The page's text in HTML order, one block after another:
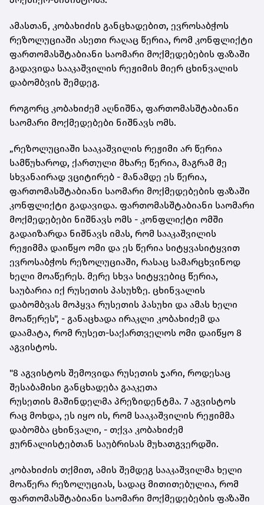
ამასთან, კობახიძის განცხადებით, ევროსაბჭოს
რეზოლუციაში ასეთი რაღაც წერია, რომ კონფლიქტი
ფართომასშტაბიანი საომარი მოქმედებების ფაზაში
გადავიდა სააკაშვილის რეჟიმის მიერ ცხინვალის
დაბომბვის შემდეგ.
როგორც კობახიძემ აღნიშნა, ფართომასშტაბიანი
საომარი მოქმედებები ნიშნავს ომს.
„რეზოლუციაში სააკაშვილის რეჟიმი არ წერია
სამწუხაროდ, ქართული მხარე წერია, მაგრამ მე
სხვანაირად ვციტირებ - მანამდე ეს წერია,
ფართომასშტაბიანი საომარი მოქმედებების ფაზაში
კონფლიქტი გადავიდა. ფართომასშტაბიანი საომარი
მოქმედებები ნიშნავს ომს - კონფლიქტი ომში
გადაიზარდა ნიშნავს იმას, რომ სააკაშვილის
რეჟიმმა დაიწყო ომი და ეს წერია სიტყვასიტყვით
ევროსაბჭოს რეზოლუციაში, რასაც სამარცხვინოდ
ხელი მოაწერეს. მერე სხვა სიტყვებიც წერია,
საუბარია იქ რუსეთის პასუხზე. ცხინვალის
დაბომბვას მოჰყვა რუსეთის პასუხი და ამას ხელი
მოაწერეს", - განაცხადა ირაკლი კობახიძემ და
დაამატა, რომ რუსეთ-საქართველოს ომი დაიწყო 8
აგვისტოს.
"8 აგვისტოს შემოვიდა რუსეთის ჯარი, როდესაც
შესაბამისი განცხადება გააკეთა
რუსეთის მაშინდელმა პრეზიდენტმა. 7 აგვისტოს
რაც მოხდა, ეს იყო ის, რომ სააკაშვილის რეჟიმმა
დაბომბა ცხინვალი, - თქვა კობახიძემ
ჟურნალისტებთან საუბრისას მუხათგვერდში.
კობახიძის თქმით, ამის შემდეგ სააკაშვილმა ხელი
მოაწერა რეზოლუციას, სადაც მითითებულია, რომ
ფართომასშტაბიანი საომარი მოქმედებების ფაზაში